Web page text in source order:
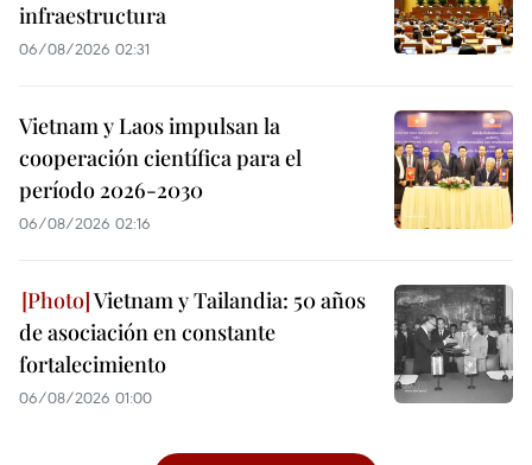
infraestructura
06/08/2026 02:31
Vietnam y Laos impulsan la
cooperación científica para el
período 2026-2030
06/08/2026 02:16
Vietnam y Tailandia: 50 años
de asociación en constante
fortalecimiento
06/08/2026 01:00